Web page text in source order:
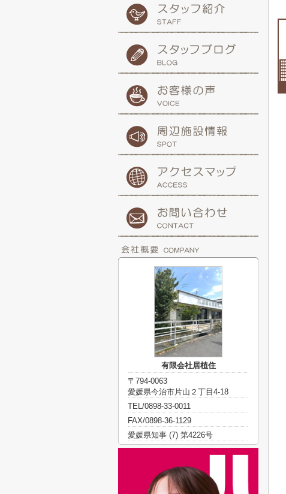
有限会社居植住
〒794-0063
愛媛県今治市片山２丁目4-18
TEL/0898-33-0011
FAX/0898-36-1129
愛媛県知事 (7) 第4226号